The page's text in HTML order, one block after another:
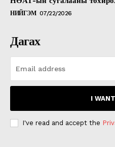
НИЙГЭМ 07/22/2026
Дагах
I
I've read and accept the